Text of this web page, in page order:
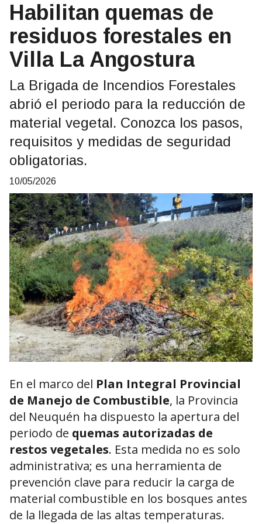
Habilitan quemas de
residuos forestales en
Villa La Angostura
La Brigada de Incendios Forestales
abrió el periodo para la reducción de
material vegetal. Conozca los pasos,
requisitos y medidas de seguridad
obligatorias.
10/05/2026
En el marco del Plan Integral Provincial
de Manejo de Combustible, la Provincia
del Neuquén ha dispuesto la apertura del
periodo de quemas autorizadas de
restos vegetales. Esta medida no es solo
administrativa; es una herramienta de
prevención clave para reducir la carga de
material combustible en los bosques antes
de la llegada de las altas temperaturas.